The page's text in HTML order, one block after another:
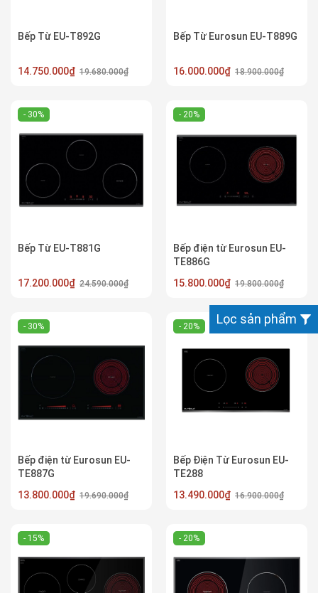
Bếp Từ EU-T892G
14.750.000₫ 19.680.000₫
Bếp Từ Eurosun EU-T889G
16.000.000₫ 18.900.000₫
- 30%
Bếp Từ EU-T881G
17.200.000₫ 24.590.000₫
- 20%
Bếp điện từ Eurosun EU-
TE886G
15.800.000₫ 19.800.000₫
- 30%
Bếp điện từ Eurosun EU-
TE887G
13.800.000₫ 19.690.000₫
- 20%
Bếp Điện Từ Eurosun EU-
TE288
13.490.000₫ 16.900.000₫
- 15% - 20%
Lọc sản phẩm